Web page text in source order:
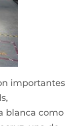
importantes
blanca como